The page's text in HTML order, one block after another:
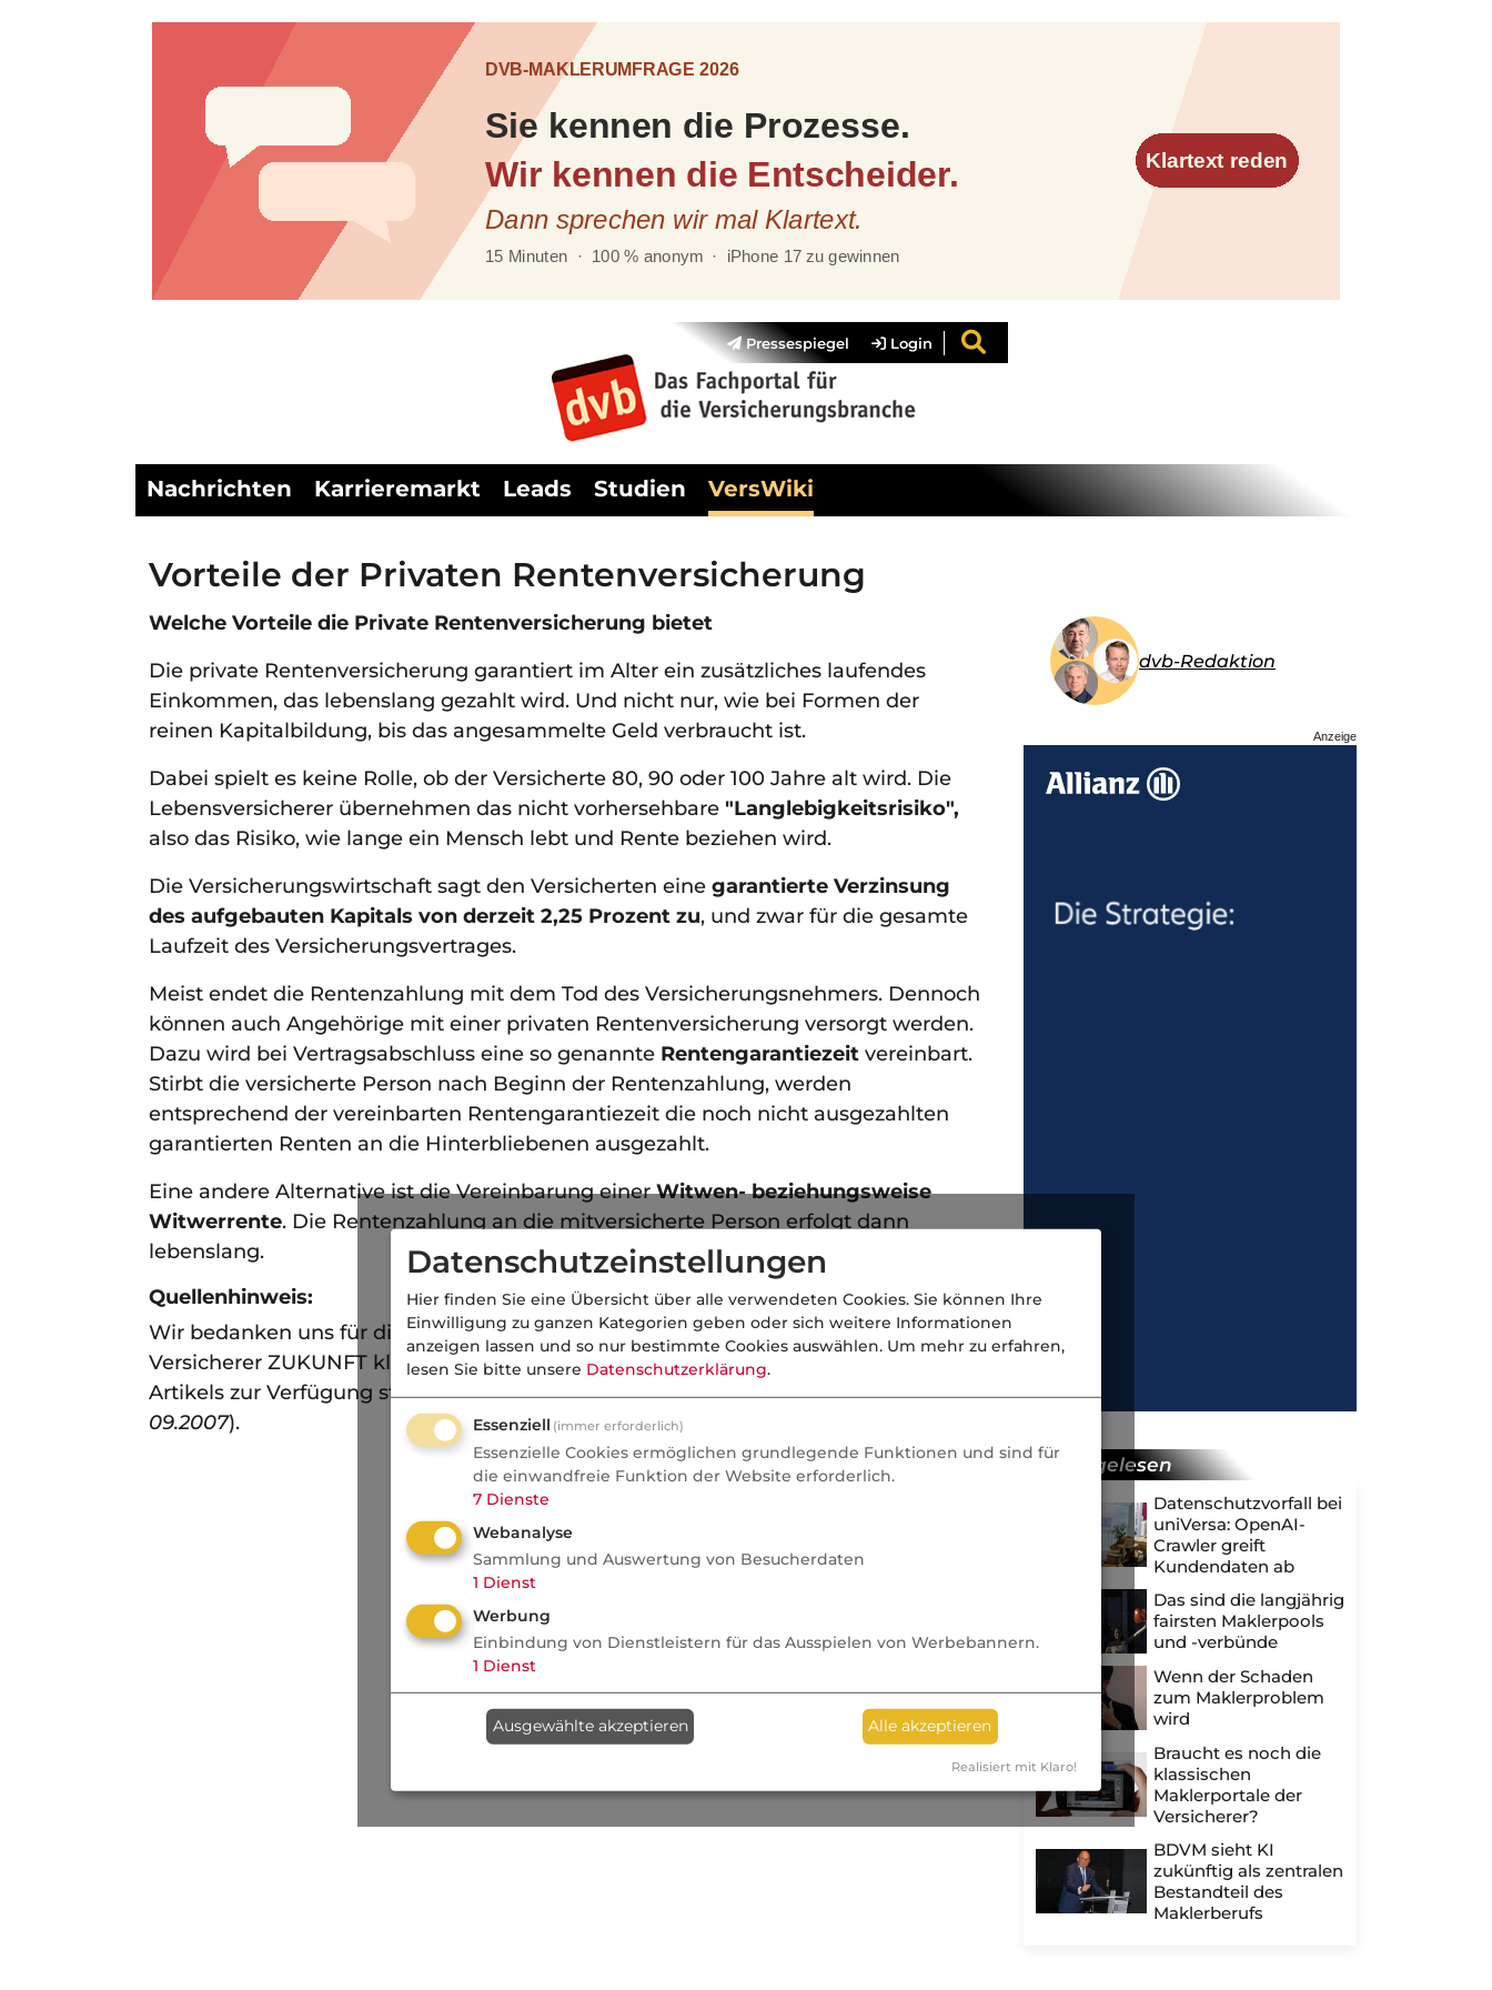
Pressespiegel Login
Nachrichten Karrieremarkt Leads Studien VersWiki
Vorteile der Privaten Rentenversicherung
Welche Vorteile die Private Rentenversicherung bietet
Die private Rentenversicherung garantiert im Alter ein zusätzliches laufendes
Einkommen, das lebenslang gezahlt wird. Und nicht nur, wie bei Formen der
reinen Kapitalbildung, bis das angesammelte Geld verbraucht ist.
Dabei spielt es keine Rolle, ob der Versicherte 80, 90 oder 100 Jahre alt wird. Die
Lebensversicherer übernehmen das nicht vorhersehbare "Langlebigkeitsrisiko",
also das Risiko, wie lange ein Mensch lebt und Rente beziehen wird.
Die Versicherungswirtschaft sagt den Versicherten eine garantierte Verzinsung
des aufgebauten Kapitals von derzeit 2,25 Prozent zu, und zwar für die gesamte
Laufzeit des Versicherungsvertrages.
Meist endet die Rentenzahlung mit dem Tod des Versicherungsnehmers. Dennoch
können auch Angehörige mit einer privaten Rentenversicherung versorgt werden.
Dazu wird bei Vertragsabschluss eine so genannte Rentengarantiezeit vereinbart.
Stirbt die versicherte Person nach Beginn der Rentenzahlung, werden
entsprechend der vereinbarten Rentengarantiezeit die noch nicht ausgezahlten
garantierten Renten an die Hinterbliebenen ausgezahlt.
Eine andere Alternative ist die Vereinbarung einerWitwen- beziehungsweise
Witwerrente. Die Rentenzahlung an die mitversicherte Person erfolgt dann
lebenslang.
Quellenhinweis:
Wir bedanken uns für die Unterstützung des „Informationszentrums der deutschen
Versicherer ZUKUNFT klipp + klar“, die uns den ursprünglichen Originaltext dieses
Artikels zur Verfügung stelltewww.klipp-und-klar.de(Stand des Originaltextes
09.2007).
dvb-Redaktion
Anzeige
meist gelesen
Datenschutzvorfall bei
uniVersa: OpenAI-
Crawler greift
Kundendaten ab
Das sind die langjährig
fairsten Maklerpools
und -verbünde
Wenn der Schaden
zum Maklerproblem
wird
Braucht es noch die
klassischen
Maklerportale der
Versicherer?
BDVM sieht KI
zukünftig als zentralen
Bestandteil des
Maklerberufs
Datenschutzeinstellungen
Hier finden Sie eine Übersicht über alle verwendeten Cookies. Sie können Ihre
Einwilligung zu ganzen Kategorien geben oder sich weitere Informationen
anzeigen lassen und so nur bestimmte Cookies auswählen. Um mehr zu erfahren,
lesen Sie bitte unsere Datenschutzerklärung.
Essenziell (immer erforderlich)
Essenzielle Cookies ermöglichen grundlegende Funktionen und sind für
die einwandfreie Funktion der Website erforderlich.
7 Dienste
Webanalyse
Sammlung und Auswertung von Besucherdaten
1 Dienst
Werbung
Einbindung von Dienstleistern für das Ausspielen von Werbebannern.
1 Dienst
Ausgewählte akzeptieren Alle akzeptieren
Realisiert mit Klaro!